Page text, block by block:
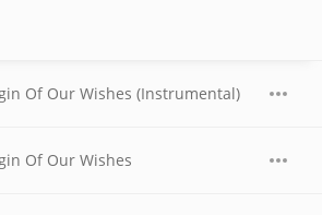
Of Our Wishes (Instrumental)
Of Our Wishes